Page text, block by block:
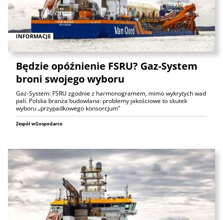
INFORMACJE
Będzie opóźnienie FSRU? Gaz-System
broni swojego wyboru
Gaz-System: FSRU zgodnie z harmonogramem, mimo wykrytych wad
pali. Polska branża budowlana: problemy jakościowe to skutek
wyboru „przypadkowego konsorcjum”
Zespół wGospodarce